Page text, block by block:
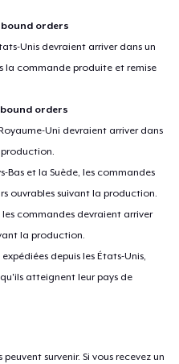
bound orders
Unis devraient arriver dans un
la commande produite et remise
orders
Uni devraient arriver dans
production.
Bas et la Suède, les commandes
ouvrables suivant la production.
les commandes devraient arriver
la production.
depuis les États-Unis,
qu'ils atteignent leur pays de
survenir. Si vous recevez un